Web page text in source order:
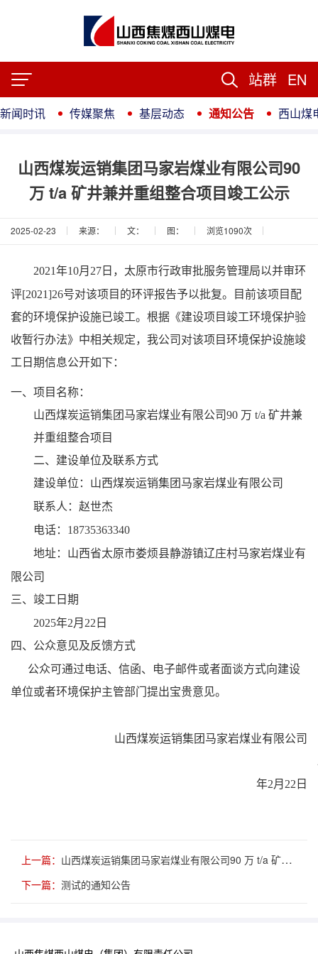
站群 EN
新闻时讯 传媒聚焦 基层动态 通知公告 西山煤
山西煤炭运销集团马家岩煤业有限公司90
万 t/a 矿井兼并重组整合项目竣工公示
2025-02-23 来源： 文： 图： 浏览1090次
2021年10月 27 日， 太原市行政审批服务管理局以并审环
评[2021]26号对该项目的环评报告予以批复。目前该项目配
套的环境保护设施已竣工。根据《建设项目竣工环境保护验
收暂行办法》中相关规定，我公司对该项目环境保护设施竣
工日期信息公开如下：
一、项目名称：
山西煤炭运销集团马家岩煤业有限公司90 万 t/a 矿井兼
并重组整合项目
二、建设单位及联系方式
建设单位： 山西煤炭运销集团马家岩煤业有限公司
联系人： 赵世杰
电话： 18735363340
地址： 山西省太原市娄烦县静游镇辽庄村马家岩煤业有
限公司
三、
竣工日期
2025年2月 22 日
四、公众意见及反馈方式
公众可通过电话、信函、电子邮件或者面谈方式向建设
单位或者环境保护主管部门提出宝贵意见。
山西煤炭运销集团马家岩煤业有限公司
年2月 22 日
上一篇： 山西煤炭运销集团马家岩煤业有限公司90 万 t/a 矿井兼并重组整合项目调试公示
下一篇： 测试的通知公告